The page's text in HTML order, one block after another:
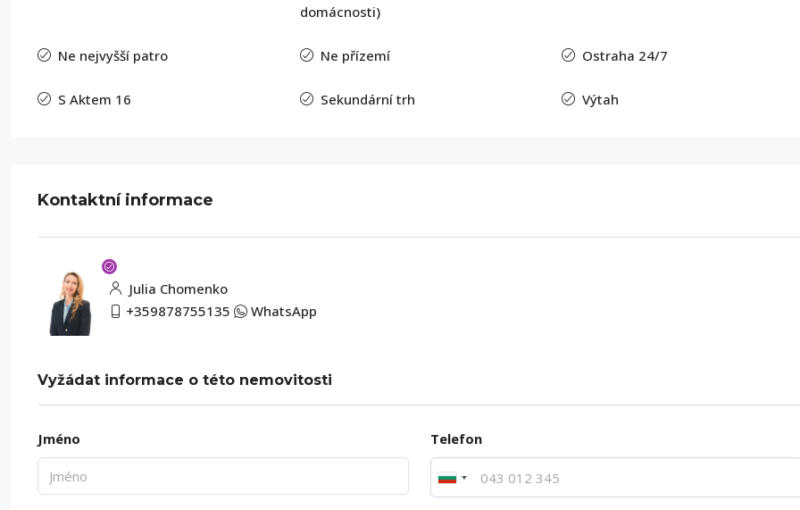
domácnosti)
Ne nejvyšší patro Ne přízemí Ostraha 24/7
S Aktem 16 Sekundární trh Výtah
Kontaktní informace
Julia Chomenko
+359878755135
WhatsApp
Vyžádat informace o této nemovitosti
Jméno Telefon